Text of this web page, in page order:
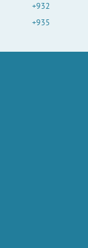
+932
+935